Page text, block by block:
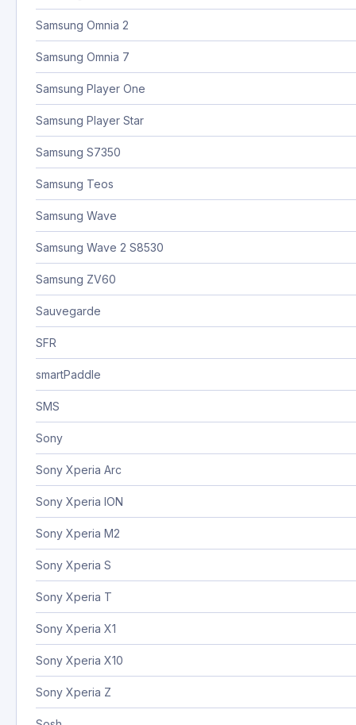
Samsung Omnia 2
Samsung Omnia 7
Samsung Player One
Samsung Player Star
Samsung S7350
Samsung Teos
Samsung Wave
Samsung Wave 2 S8530
Samsung ZV60
Sauvegarde
SFR
smartPaddle
SMS
Sony
Sony Xperia Arc
Sony Xperia ION
Sony Xperia M2
Sony Xperia S
Sony Xperia T
Sony Xperia X1
Sony Xperia X10
Sony Xperia Z